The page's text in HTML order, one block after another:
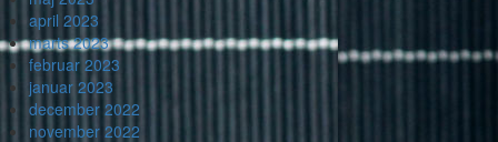
april 2023
marts 2023
februar 2023
januar 2023
december 2022
november 2022